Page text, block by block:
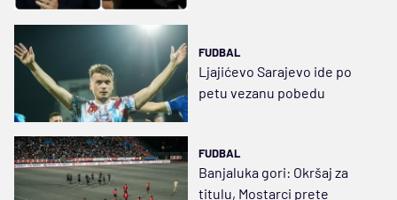
FUDBAL
Ljajićevo Sarajevo ide po
petu vezanu pobedu
FUDBAL
Banjaluka gori: Okršaj za
titulu, Mostarci prete